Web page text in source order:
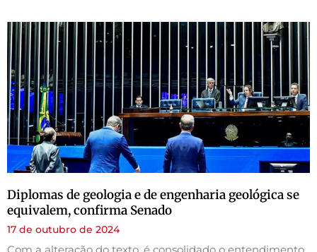
Diplomas de geologia e de engenharia geológica se
equivalem, confirma Senado
17 de outubro de 2024
Com a alteração do texto, é consolidado o entendimento